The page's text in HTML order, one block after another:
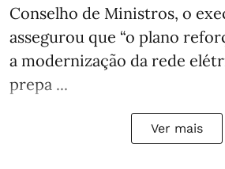
Conselho de Ministros, o
assegurou que “o plano
a modernização da rede
prepa ...
Ver mais